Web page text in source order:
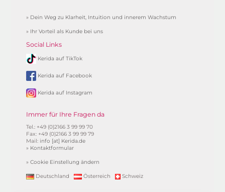
» Dein Weg zu Klarheit, Intuition und innerem Wachstum
» Ihr Vorteil als Kunde bei uns
Social Links
Kerida auf TikTok
Kerida auf Facebook
Kerida auf Instagram
Immer für Ihre Fragen da
Tel.: +49 (0)2166 3 99 99 70
Fax: +49 (0)2166 3 99 99 79
Mail: info [at] Kerida.de
» Kontaktformular
»Cookie Einstellung ändern
Deutschland Österreich Schweiz